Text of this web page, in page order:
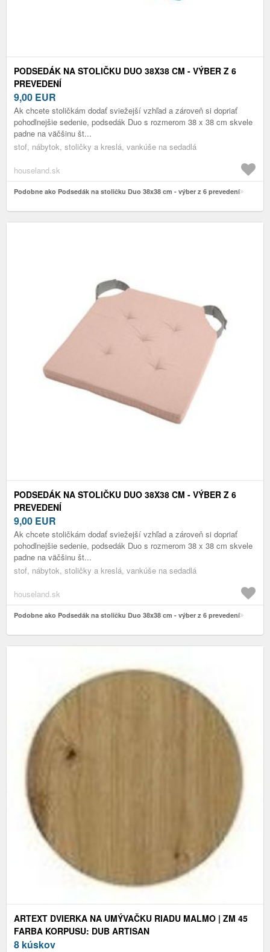
PODSEDÁK NA STOLIČKU DUO 38X38 CM - VÝBER Z 6
PREVEDENÍ
9,00 EUR
Ak chcete stoličkám dodať sviežejší vzhľad a zároveň si dopriať
pohodlnejšie sedenie, podsedák Duo s rozmerom 38 x 38 cm skvele
padne na väčšinu št...
stof, nábytok, stoličky a kreslá, vankúše na sedadlá
houseland.sk
Podobne ako Podsedák na stoličku Duo 38x38 cm - výber z 6 prevedení
PODSEDÁK NA STOLIČKU DUO 38X38 CM - VÝBER Z 6
PREVEDENÍ
9,00 EUR
Ak chcete stoličkám dodať sviežejší vzhľad a zároveň si dopriať
pohodlnejšie sedenie, podsedák Duo s rozmerom 38 x 38 cm skvele
padne na väčšinu št...
stof, nábytok, stoličky a kreslá, vankúše na sedadlá
houseland.sk
Podobne ako Podsedák na stoličku Duo 38x38 cm - výber z 6 prevedení
ARTEXT DVIERKA NA UMÝVAČKU RIADU MALMO | ZM 45
FARBA KORPUSU: DUB ARTISAN
8 kúskov